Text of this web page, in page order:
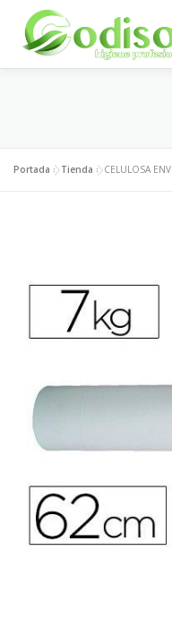
contenido
ÁREA CLIENTES
Portada »Tienda »CELULOSA